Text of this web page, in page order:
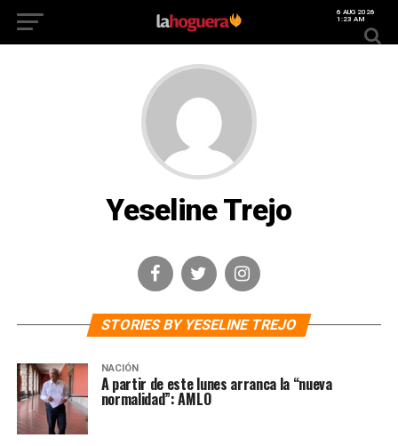
6 AUG 2026
1:23 AM
Yeseline Trejo
STORIES BY YESELINE TREJO
NACIÓN
A partir de este lunes arranca la “nueva
normalidad”: AMLO